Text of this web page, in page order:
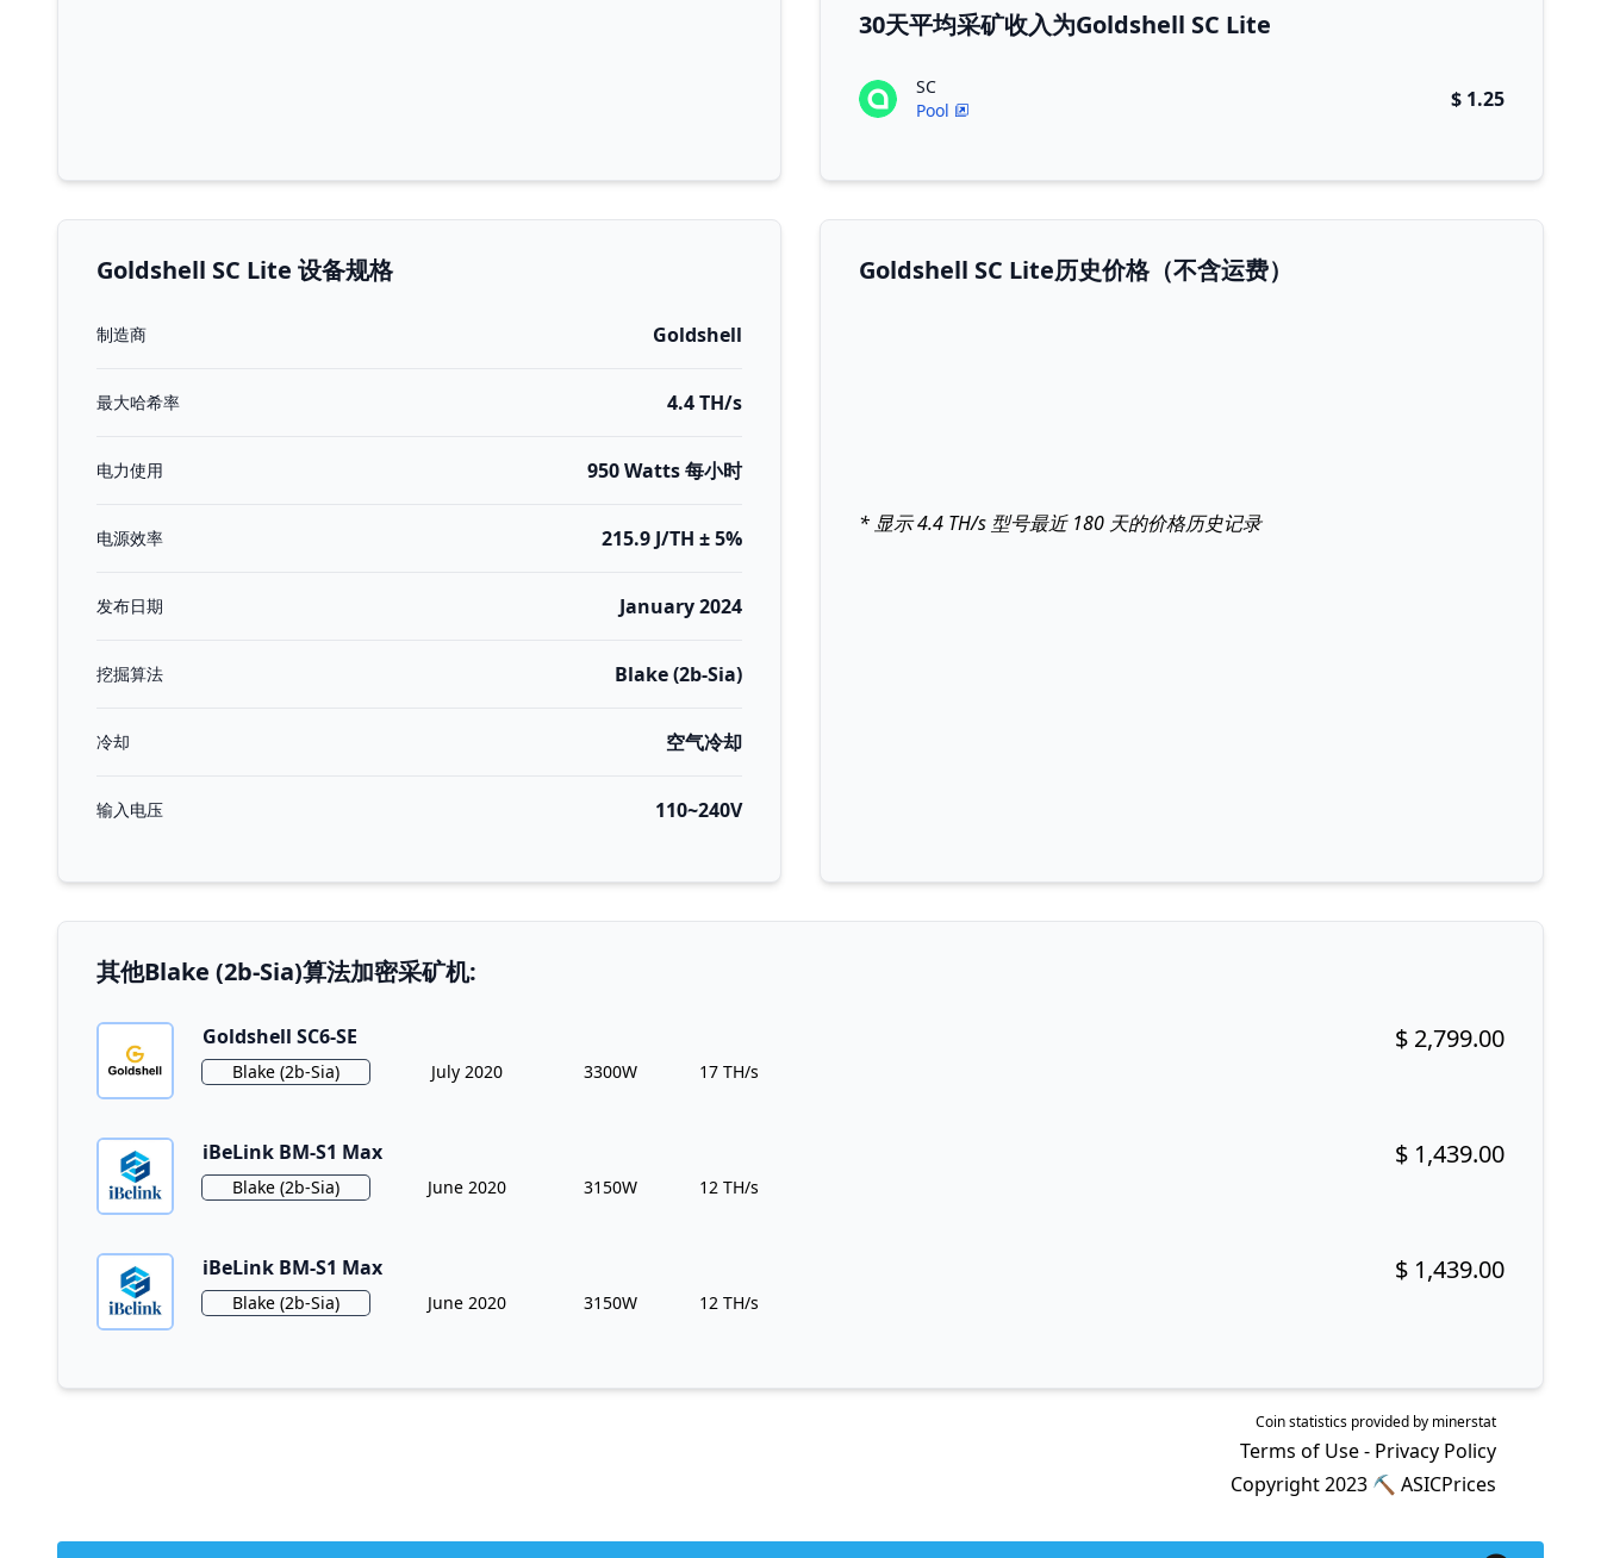
30天平均采矿收入为Goldshell SC Lite
SC
Pool
$ 1.25
Goldshell SC Lite 设备规格
制造商 Goldshell
最大哈希率 4.4 TH/s
电力使用 950 Watts 每小时
电源效率 215.9 J/TH ± 5%
发布日期 January 2024
挖掘算法 Blake (2b-Sia)
冷却 空气冷却
输入电压 110~240V
Goldshell SC Lite历史价格（不含运费）
* 显示 4.4 TH/s 型号最近 180 天的价格历史记录
其他Blake (2b-Sia)算法加密采矿机:
Goldshell SC6-SE Buy now!
$ 2,799.00
Algorithm
Blake (2b-Sia) Release Date
July 2020 Power Usage
3300W Hashrate
17 TH/s
iBeLink BM-S1 Max Buy now!
$ 1,439.00
Algorithm
Blake (2b-Sia) Release Date
June 2020 Power Usage
3150W Hashrate
12 TH/s
iBeLink BM-S1 Max Buy now!
$ 1,439.00
Algorithm
Blake (2b-Sia) Release Date
June 2020 Power Usage
3150W Hashrate
12 TH/s
Coin statistics provided by minerstat
Terms of Use- Privacy Policy
Copyright 2023 ⛏ ASICPrices